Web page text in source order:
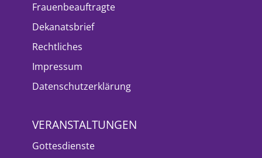
Frauenbeauftragte
Dekanatsbrief
Rechtliches
Impressum
Datenschutzerklärung
VERANSTALTUNGEN
Gottesdienste